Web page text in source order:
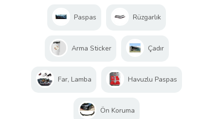
Paspas Rüzgarlık
Arma Sticker Çadır
Far, Lamba Havuzlu Paspas
Ön Koruma